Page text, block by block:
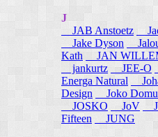
J
JAB Anstoetz
Jake Dyson
Kath
JAN
jankurtz JEE-O
Energa Natural
Design
Joko
JOSKO
JoV
Fifteen
JUNG